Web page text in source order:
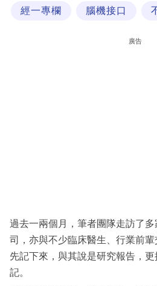
閱
專
區
經一專欄 腦機接口
廣告
過去一兩個月，筆者團隊走訪了
司，亦與不少臨床醫生、行業前
先記下來，與其說是研究報告，
記。